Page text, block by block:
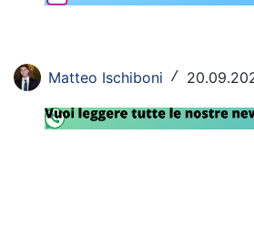
Lazio Women
Rassegna Lazio
Matteo Ischiboni /